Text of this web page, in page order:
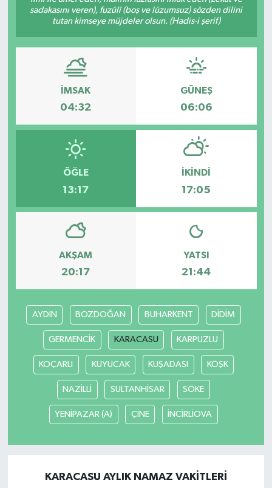
sadakasını veren), fuzûlî (boş ve lüzumsuz) sözden dilini
tutan kimseye müjdeler olsun. (Hadis-i şerif)
İMSAK
04:32
GÜNEŞ
06:06
ÖĞLE
13:17
İKINDI
17:05
AKŞAM
20:17
YATSI
21:44
AYDIN BOZDOĞAN BUHARKENT DİDİM
GERMENCİK KARACASU KARPUZLU
KOÇARLI KUYUCAK KUŞADASI KÖŞK
NAZİLLİ SULTANHİSAR SÖKE
YENİPAZAR (A) ÇİNE İNCİRLİOVA
KARACASU AYLIK NAMAZ VAKITLERI